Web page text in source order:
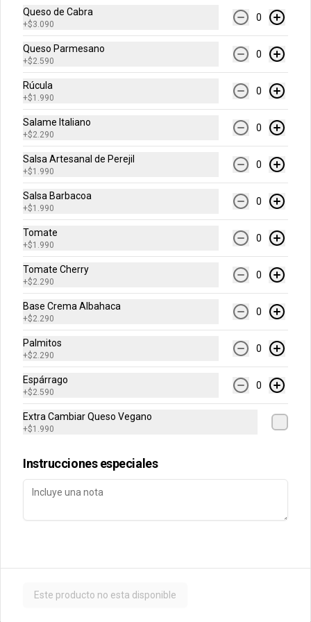
-11% Roll Pepperoni
6 Roll de pepperoni con mozzarella y
Tricornios Napolitanos
queso mozzarella, tomate y orégano,
en masa de mantequilla. 5 unidades.
$5.490
Chocolate Belga
belga, con un toque de almendras.
Queso de Cabra
+$3.090
0
Queso Parmesano
+$2.590
0
Rúcula
+$1.990
0
Salame Italiano
+$2.290
0
Salsa Artesanal de Perejil
+$1.990
0
Salsa Barbacoa
+$1.990
0
Tomate
+$1.990
0
Tomate Cherry
+$2.290
0
Base Crema Albahaca
+$2.290
0
Palmitos
+$2.290
0
Espárrago
+$2.590
0
Extra Cambiar Queso Vegano
+$1.990
Instrucciones especiales
Este producto no esta disponible